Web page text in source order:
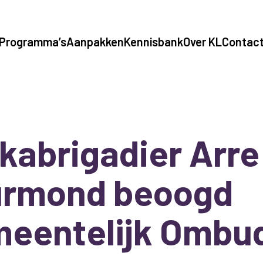
Programma’sAanpakkenKennisbankOver KLContact
Arre
beoogd